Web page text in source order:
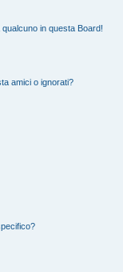
in questa Board!
amici o ignorati?